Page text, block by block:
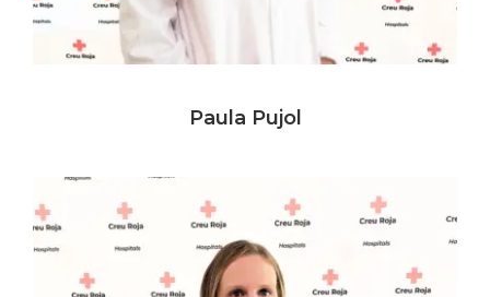
Paula Pujol